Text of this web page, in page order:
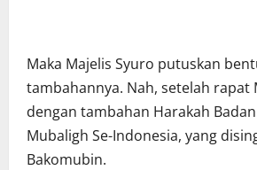
Maka Majelis Syuro putuskan
tambahannya. Nah, setelah rapat
dengan tambahan Harakah
Mubaligh Se-Indonesia, yang
Bakomubin.